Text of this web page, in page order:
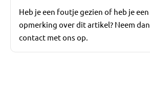
Heb je een foutje gezien of heb je een
opmerking over dit artikel? Neem dan
contact met ons op.